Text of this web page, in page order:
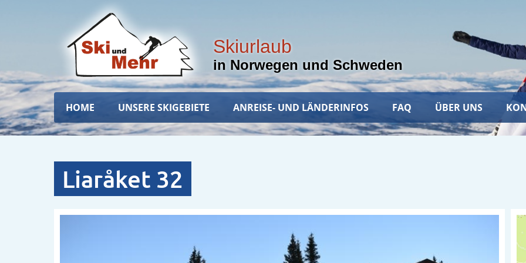
Skiurlaub
in Norwegen und Schweden
Hauptnavigation
HOME UNSERE SKIGEBIETE ANREISE- UND LÄNDERINFOS FAQ ÜBER UNS
Liaråket 32